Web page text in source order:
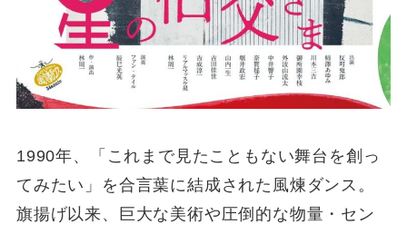
1990年、「これまで見たこともない舞台を創っ
てみたい」を合言葉に結成された風煉ダンス。
旗揚げ以来、巨大な美術や圧倒的な物量・セン